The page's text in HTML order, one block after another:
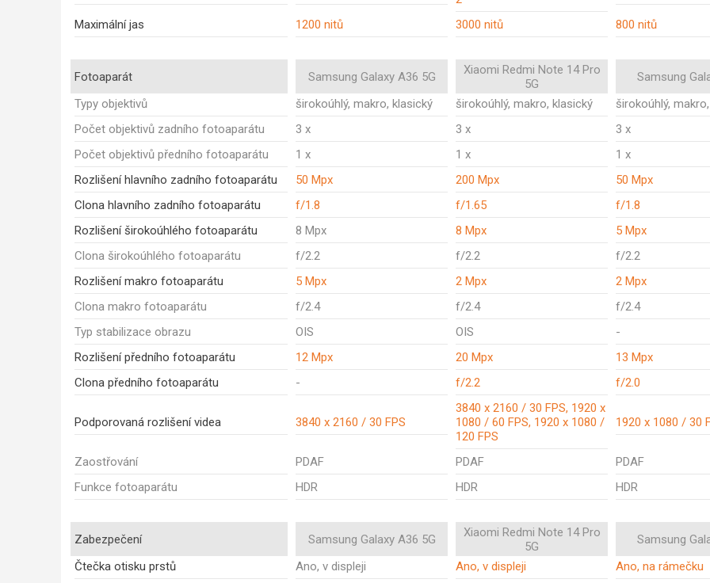
Maximální jas 1200 nitů 3000 nitů 800 nitů
Fotoaparát Samsung Galaxy A36 5G
Xiaomi Redmi Note 14 Pro
5G
Samsung
Typy objektivů
širokoúhlý, makro, klasický širokoúhlý, makro, klasický
širokoúhlý,
Počet objektivů zadního fotoaparátu
3 x 3 x
3 x
Počet objektivů předního fotoaparátu
1 x 1 x
1 x
Rozlišení hlavního zadního fotoaparátu
50 Mpx 200 Mpx
50 Mpx
Clona hlavního zadního fotoaparátu
f/1.8 f/1.65
f/1.8
Rozlišení širokoúhlého fotoaparátu
8 Mpx 8 Mpx
5 Mpx
Clona širokoúhlého fotoaparátu
f/2.2 f/2.2
f/2.2
Rozlišení makro fotoaparátu
5 Mpx 2 Mpx
2 Mpx
Clona makro fotoaparátu
f/2.4 f/2.4
f/2.4
Typ stabilizace obrazu
OIS OIS
-
Rozlišení předního fotoaparátu
12 Mpx 20 Mpx
13 Mpx
Clona předního fotoaparátu
- f/2.2 f/2.0
Podporovaná rozlišení videa 3840 x 2160 / 30 FPS
3840 x 2160 / 30 FPS, 1920 x
1080 / 60 FPS, 1920 x 1080 /
120 FPS
1920 x 1080 / 30
Zaostřování PDAF PDAF
PDAF
Funkce fotoaparátu
HDR HDR HDR
Zabezpečení Samsung Galaxy A36 5G
Xiaomi Redmi Note 14 Pro
5G
Samsung
Čtečka otisku prstů
Ano, v displeji Ano, v displeji Ano, na rámečku